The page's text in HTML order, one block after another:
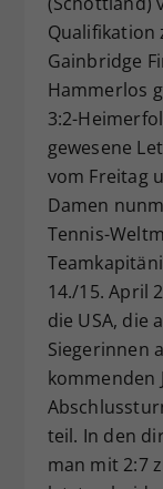
Qualifikation
Gainbridge
Hammerlos
3:2-
gewesene
vom Freitag
Damen
Tennis-
14./15. April
die USA, die
Siegerinnen
kommenden
teil. In den
man mit 2:7
Zweck